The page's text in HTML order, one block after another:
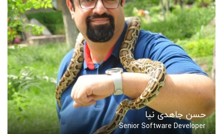
حسن جاهدی نیا
Senior Software Developer